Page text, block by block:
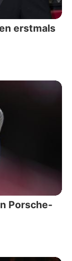
erstmals
Porsche-